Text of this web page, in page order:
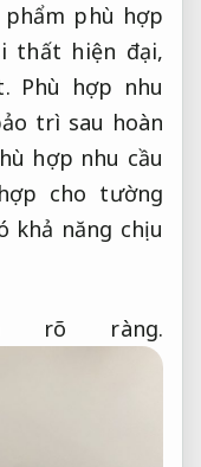
phẩm phù hợp
thất hiện đại,
Phù hợp nhu
trì sau hoàn
hợp nhu cầu
cho tường
khả năng chịu
rõ ràng.